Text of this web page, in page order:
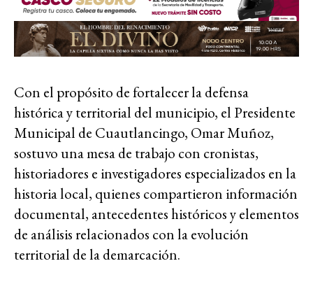
Con el propósito de fortalecer la defensa
histórica y territorial del municipio, el Presidente
Municipal de Cuautlancingo, Omar Muñoz,
sostuvo una mesa de trabajo con cronistas,
historiadores e investigadores especializados en la
historia local, quienes compartieron información
documental, antecedentes históricos y elementos
de análisis relacionados con la evolución
territorial de la demarcación.